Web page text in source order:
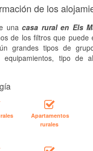
de los
unacasa rural en Els
de los filtros que puede
grandes tipos de
tipo de
Apartamentos
rurales